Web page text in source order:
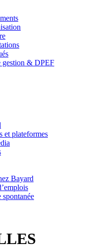
gestion & DPEF
et plateformes
Bayard
spontanée